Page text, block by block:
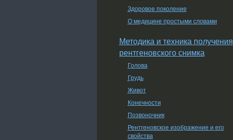
Здоровое поколение
О медицине простыми словами
Методика и техника получения
рентгеновского снимка
Голова
Грудь
Живот
Конечности
Позвоночник
Рентгеновское изображение и его
свойства